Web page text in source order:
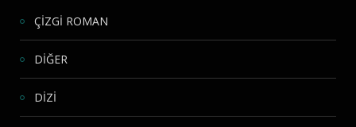
ÇİZGİ ROMAN
DİĞER
DİZİ